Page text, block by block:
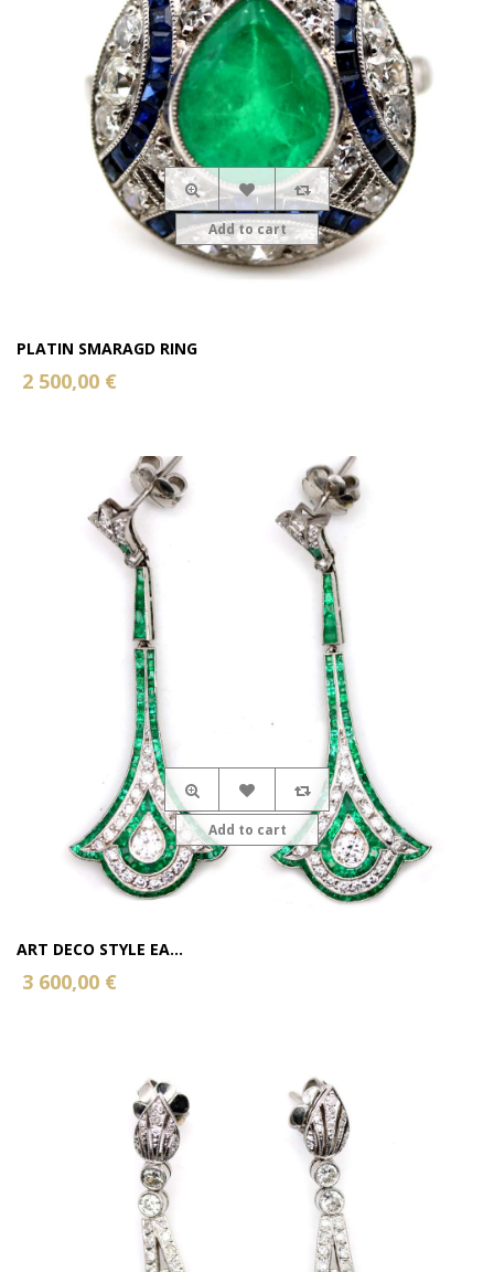
PLATIN SMARAGD RING
2 500,00 €
Add to cart
ART DECO STYLE EA...
3 600,00 €
Add to cart